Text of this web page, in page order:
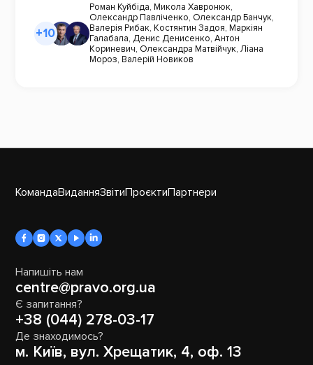
+10
Роман Куйбіда, Микола Хавронюк,
Олександр Павліченко, Олександр Банчук,
Валерія Рибак, Костянтин Задоя, Маркіян
Галабала, Денис Денисенко, Антон
Кориневич, Олександра Матвійчук, Ліана
Мороз, Валерій Новиков
КомандаВиданняЗвітиПроєктиПартнери
Напишіть нам
centre@pravo.org.ua
Є запитання?
+38 (044) 278-03-17
Де знаходимось?
м. Київ, вул. Хрещатик, 4, оф. 13